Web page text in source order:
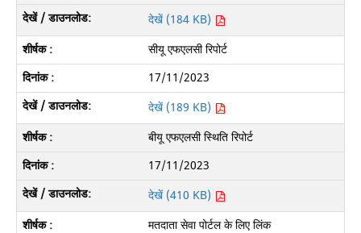
देखें (184 KB)
सीयू एफएलसी रिपोर्ट
17/11/2023
देखें (189 KB)
बीयू एफएलसी स्थिति रिपोर्ट
17/11/2023
देखें (410 KB)
मतदाता सेवा पोर्टल के लिए लिंक